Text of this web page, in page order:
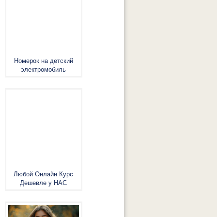
Номерок на детский
электромобиль
Любой Онлайн Курс
Дешевле у НАС